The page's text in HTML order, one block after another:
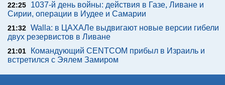
22:25
1037-й день войны: действия в Газе, Ливане и
Сирии, операции в Иудее и Самарии
21:32 Walla: в ЦАХАЛе выдвигают новые версии гибели
двух резервистов в Ливане
21:01
Командующий CENTCOM прибыл в Израиль и
встретился с Эялем Замиром